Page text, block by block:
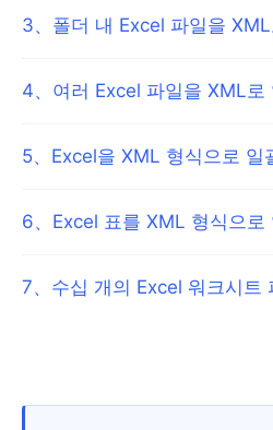
3、 폴더 내 Excel 파일을
4、 여러 Excel 파일을 XML
5、 Excel을 XML 형식으로
6、 Excel 표를 XML 형식으로
7、 수십 개의 Excel 워크시트